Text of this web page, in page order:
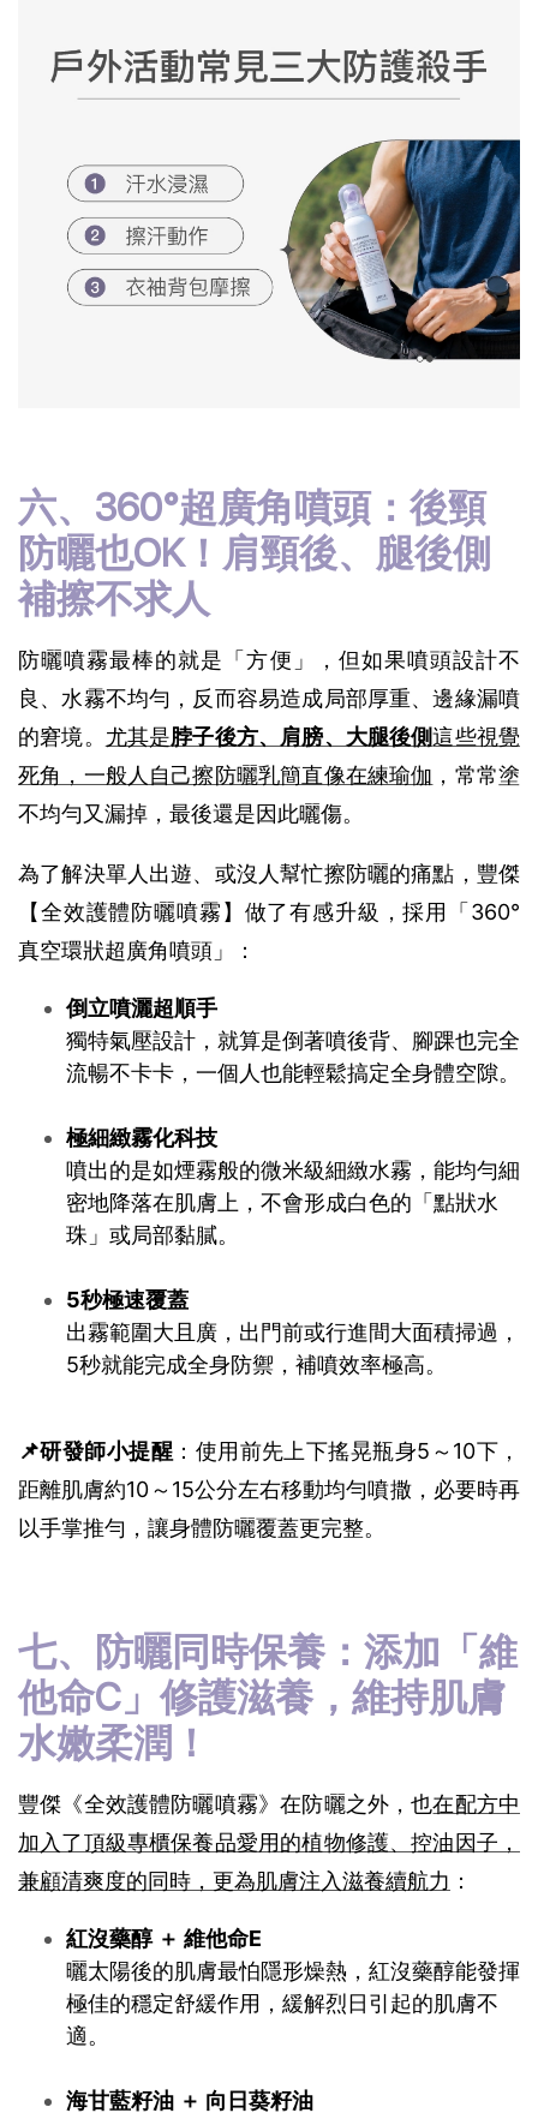
六、360°超廣角噴頭：後頸
防曬也OK！肩頸後、腿後側
補擦不求人
防曬噴霧最棒的就是「方便」，但如果噴頭設計不
良、水霧不均勻，反而容易造成局部厚重、邊緣漏噴
的窘境。 尤其是脖子後方、肩膀、大腿後側這些視覺
死角，一般人自己擦防曬乳簡直像在練瑜伽 ，常常塗
不均勻又漏掉，最後還是因此曬傷。
為了解決單人出遊、或沒人幫忙擦防曬的痛點，豐傑
【全效護體防曬噴霧】做了有感升級，採用「360°
真空環狀超廣角噴頭」：
倒立噴灑超順手
獨特氣壓設計，就算是倒著噴後背、腳踝也完全
流暢不卡卡，一個人也能輕鬆搞定全身體空隙。
極細緻霧化科技
噴出的是如煙霧般的微米級細緻水霧，能均勻細
密地降落在肌膚上，不會形成白色的「點狀水
珠」或局部黏膩。
5秒極速覆蓋
出霧範圍大且廣，出門前或行進間大面積掃過，
5秒就能完成全身防禦，補噴效率極高。
📌研發師小提醒 ：使用前先上下搖晃瓶身5～10下，
距離肌膚約10～15公分左右移動均勻噴撒，必要時再
以手掌推勻，讓身體防曬覆蓋更完整。
七、防曬同時保養：添加「維
他命C」修護滋養，維持肌膚
水嫩柔潤！
豐傑《全效護體防曬噴霧》在防曬之外，也在配方中
加入了頂級專櫃保養品愛用的植物修護、控油因子，
兼顧清爽度的同時，更為肌膚注入滋養續航力 ：
紅沒藥醇 ＋ 維他命E
曬太陽後的肌膚最怕隱形燥熱，紅沒藥醇能發揮
極佳的穩定舒緩作用，緩解烈日引起的肌膚不
適。
海甘藍籽油 ＋ 向日葵籽油